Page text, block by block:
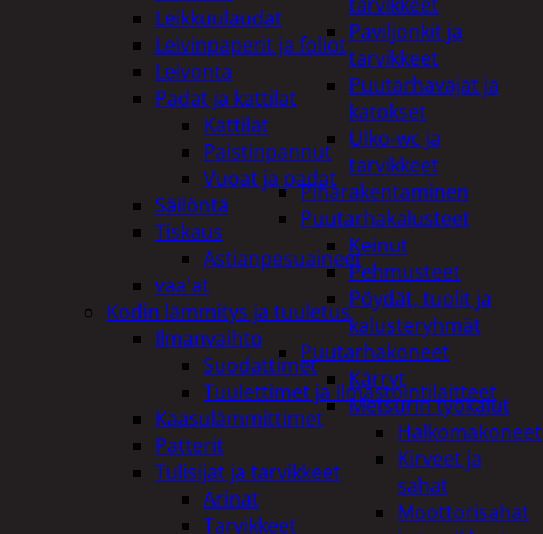
Paviljonkit ja
tarvikkeet
Puutarhavajat ja
katokset
Ulko-wc ja
tarvikkeet
Piharakentaminen
Puutarhakalusteet
Keinut
Pehmusteet
Pöydät, tuolit ja
kalusteryhmät
Puutarhakoneet
Kärryt
Metsurin työkalut
Halkomakoneet
Kirveet ja
sahat
Moottorisahat
Leikkuulaudat
Leivinpaperit ja foliot
Leivonta
Padat ja kattilat
Kattilat
Paistinpannut
Vuoat ja padat
Säilöntä
Tiskaus
Astianpesuaineet
vaa'at
Kodin lämmitys ja tuuletus
Ilmanvaihto
Suodattimet
Tuulettimet ja Ilmastointilaitteet
Kaasulämmittimet
Patterit
Tulisijat ja tarvikkeet
Arinat
Tarvikkeet